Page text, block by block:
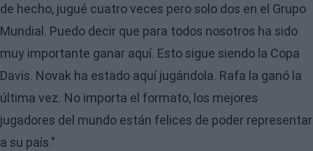
de hecho, jugué cuatro veces pero solo dos en el Grupo
Mundial. Puedo decir que para todos nosotros ha sido
muy importante ganar aquí. Esto sigue siendo la Copa
Davis. Novak ha estado aquí jugándola. Rafa la ganó la
última vez. No importa el formato, los mejores
jugadores del mundo están felices de poder representar
a su país."